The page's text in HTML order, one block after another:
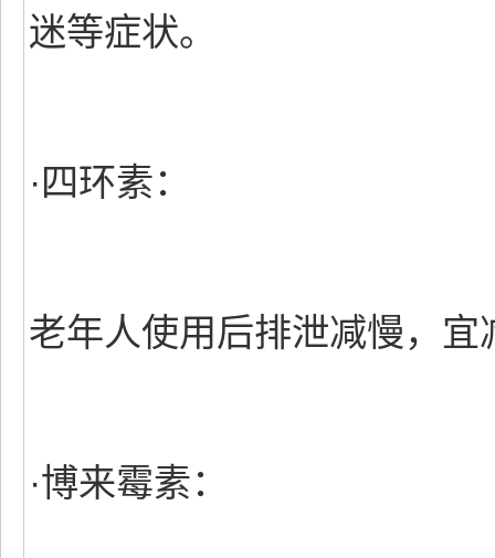
迷等症状。
·四环素：
老年人使用后排泄减慢，
·博来霉素：